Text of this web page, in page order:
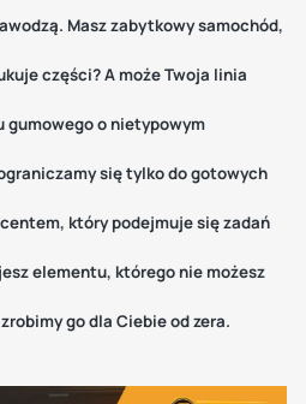
Masz zabytkowy samochód,
części? A może Twoja linia
gumowego o nietypowym
się tylko do gotowych
który podejmuje się zadań
elementu, którego nie możesz
go dla Ciebie od zera.